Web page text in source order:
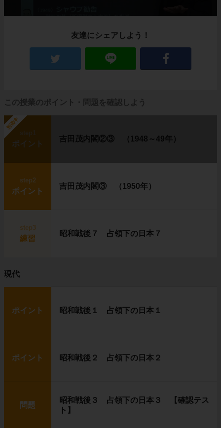
友達にシェアしよう！
この授業のポイント・問題を確認しよう
勉強中
ポイント
吉田茂内閣②③ （1948～49年）
step2
ポイント
吉田茂内閣③ （1950年）
step3
練習
昭和戦後７ 占領下の日本７
現代
ポイント 昭和戦後１ 占領下の日本１
ポイント 昭和戦後２ 占領下の日本２
問題
昭和戦後３ 占領下の日本３ 【確認テス
ト】